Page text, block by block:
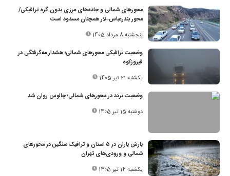
محورهای شمالی و جاده‌های مرزی بدون گره ترافیکی/
محور بندرعباس–لار همچنان مسدود است
پنجشنبه 8 مرداد 1405
وضعیت ترافیکی محورهای شمالی؛ هشدار مه‌گرفتگی در
فیروزکوه
یکشنبه 21 تیر 1405
وضعیت تردد در محورهای شمالی؛ چالوس روان شد
دوشنبه 15 تیر 1405
بارش باران در ۵ استان و ترافیک سنگین در محورهای
شمالی و ورودی‌های تهران
یکشنبه 14 تیر 1405